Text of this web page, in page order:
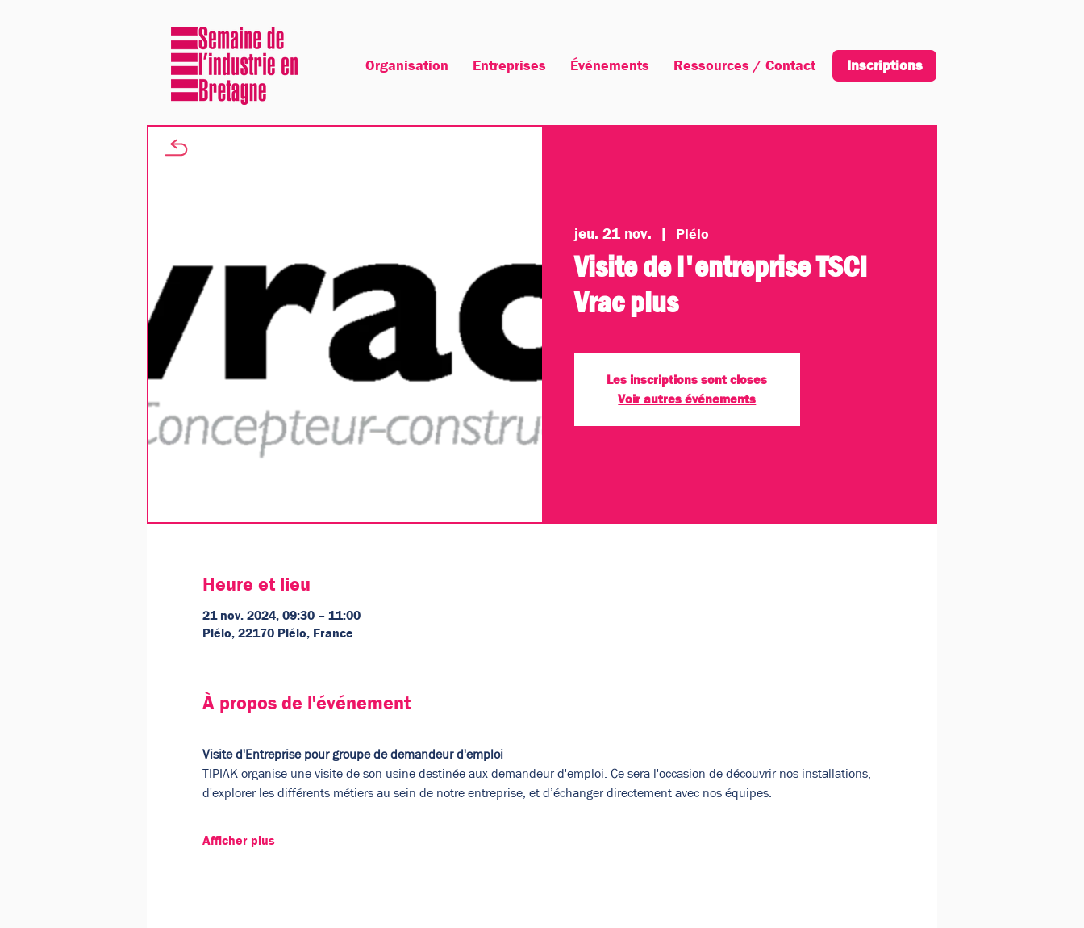
Organisation Entreprises Événements Ressources / Contact Inscription
Inscriptions
jeu. 21 nov.
  |
Plélo
Visite de l'entreprise TSCI
Vrac plus
Les inscriptions sont closes
Voir autres événements
Heure et lieu
21 nov. 2024, 09:30 – 11:00
Plélo, 22170 Plélo, France
À propos de l'événement
Visite d'Entreprise pour groupe de demandeur d'emploi
TIPIAK organise une visite de son usine destinée aux demandeur d'emploi. Ce sera l'occasion de découvrir nos installations,
d'explorer les différents métiers au sein de notre entreprise, et d’échanger directement avec nos équipes.
Afficher plus